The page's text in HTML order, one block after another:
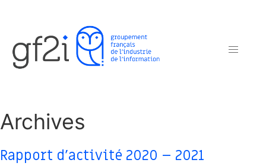
Archives
Rapport d’activité 2020 – 2021